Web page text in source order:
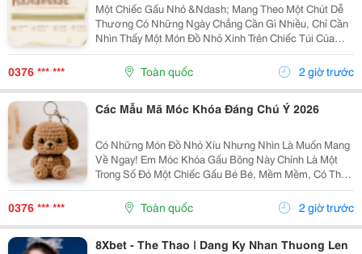
Một Chiếc Gấu Nhỏ &Ndash; Mang Theo Một Chút Dễ
Thương Có Những Ngày Chẳng Cần Gì Nhiều, Chỉ Cần
Nhìn Thấy Một Món Đồ Nhỏ Xinh Trên Chiếc Túi Của
Mình Cũng Đủ Thấy Vui Rồi Những Em Móc Khóa Gấu
Bông Được Làm Với Kiểu Dáng Đáng Yêu, Nhỏ Gọn,
Thích...
0376 *** *** Toàn quốc 2 giờ trước
Các Mẫu Mã Móc Khóa Đáng Chú Ý 2026
Có Những Món Đồ Nhỏ Xíu Nhưng Nhìn Là Muốn Mang
Về Ngay! Em Móc Khóa Gấu Bông Này Chính Là Một
Trong Số Đó Một Chiếc Gấu Bé Bé, Mềm Mềm, Có Thể
Treo Trên Balo, Túi Xách Hay Chìa Khóa. Mỗi Lần Nhìn
Thấy Lại Thấy Chiếc Túi Của Mình Đáng Yêu Hơn Một...
0376 *** *** Toàn quốc 2 giờ trước
8Xbet - The Thao | Dang Ky Nhan Thuong Len